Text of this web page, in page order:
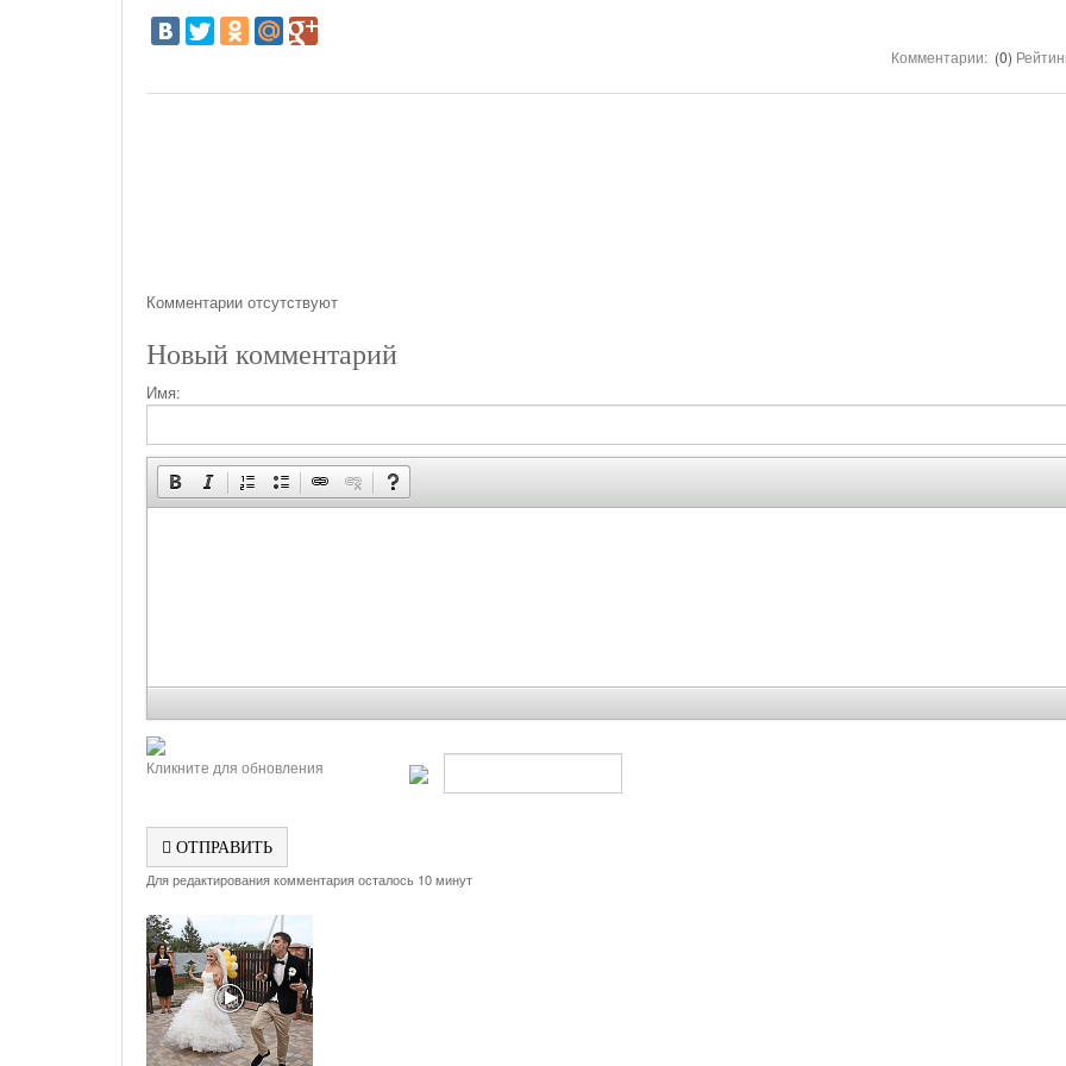
Комментарии: (0)
Комментарии отсутствуют
Новый комментарий
Имя:
Кликните для обновления
ОТПРАВИТЬ
Для редактирования комментария осталось 10 минут